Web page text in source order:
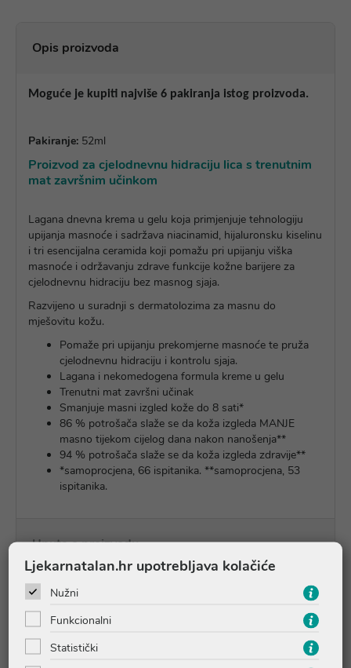
Opis proizvoda
Moguće je kupiti najviše 6 pakiranja istog proizvoda.
Pakiranje: 52ml
Proizvod za cjelodnevnu hidraciju lica s trenutnim
mat završnim učinkom
Lagana dnevna krema u gelu koja primjenjuje tehnologiju
upijanja masnoće i sadržava niacinamid, hijaluronsku kiselinu
i tri esencijalna ceramida koji pomažu pri upijanju viška
masnoće i održavanju zdrave funkcije kožne barijere za
cjelodnevnu hidraciju bez masnog sjaja.
Razvijeno u suradnji s dermatolozima za masnu do
mješovitu kožu.
Pomaže pri upijanju prekomjerne masnoće te pruža
cjelodnevnu hidraciju i kontrolu sjaja.
Lagana i nekomedogena formula kreme u gelu
Trenutni mat završni učinak
Smanjuje masni izgled kože do 8 sati*​
86 % potrošača slaže se da koža izgleda MANJE
masno tijekom cijelog dana nakon nanošenja**​
94 % potrošača slaže se da koža izgleda zdravije**​
*samoprocjena, 66 ispitanika. **samoprocjena, 53
ispitanika.
Upute o proizvodu
Pitanja i odgovori
Recenzije
Ljekarnatalan.hr upotrebljava kolačiće
Nužni
Funkcionalni
Statistički